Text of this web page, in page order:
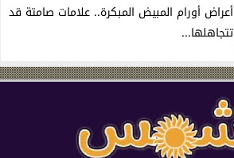
أعراض أورام المبيض المبكرة.. علامات صامتة قد
تتجاهلها...